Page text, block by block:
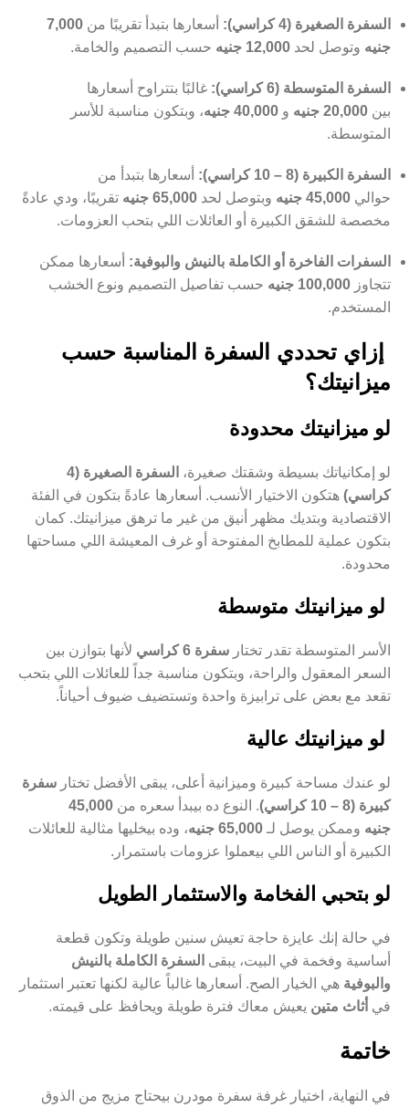
السفرة الصغيرة (4 كراسي): أسعارها بتبدأ تقريبًا من 7,000
جنيه وتوصل لحد 12,000 جنيه حسب التصميم والخامة.
السفرة المتوسطة (6 كراسي):
غالبًا بتتراوح أسعارها
بين 20,000 جنيه و 40,000 جنيه
، وبتكون مناسبة للأسر
المتوسطة.
السفرة الكبيرة (8 – 10 كراسي):
أسعارها بتبدأ من
حوالي 45,000 جنيه وبتوصل لحد 65,000 جنيه
تقريبًا، ودي عادةً
مخصصة للشقق الكبيرة أو العائلات اللي بتحب العزومات.
السفرات الفاخرة أو الكاملة بالنيش والبوفية: أسعارها ممكن
تتجاوز 100,000 جنيه
حسب تفاصيل التصميم ونوع الخشب
المستخدم.
إزاي تحددي السفرة المناسبة حسب
ميزانيتك؟
لو ميزانيتك محدودة
لو إمكانياتك بسيطة وشقتك صغيرة،
السفرة الصغيرة (4
كراسي) هتكون الاختيار الأنسب. أسعارها عادةً بتكون في الفئة
الاقتصادية وبتديك مظهر أنيق من غير ما ترهق ميزانيتك. كمان
بتكون عملية للمطابخ المفتوحة أو غرف المعيشة اللي مساحتها
محدودة.
لو ميزانيتك متوسطة
الأسر المتوسطة تقدر تختار سفرة 6 كراسي
لأنها بتوازن بين
السعر المعقول والراحة، وبتكون مناسبة جداً للعائلات اللي بتحب
تقعد مع بعض على ترابيزة واحدة وتستضيف ضيوف أحياناً.
لو ميزانيتك عالية
لو عندك مساحة كبيرة وميزانية أعلى، يبقى الأفضل تختار سفرة
كبيرة (8 – 10 كراسي)
. النوع ده بيبدأ سعره من 45,000
جنيه وممكن يوصل لـ 65,000 جنيه
، وده بيخليها مثالية للعائلات
الكبيرة أو الناس اللي بيعملوا عزومات باستمرار.
لو بتحبي الفخامة والاستثمار الطويل
في حالة إنك عايزة حاجة تعيش سنين طويلة وتكون قطعة
أساسية وفخمة في البيت، يبقى السفرة الكاملة بالنيش
والبوفية هي الخيار الصح. أسعارها غالباً عالية لكنها تعتبر استثمار
في أثاث متين يعيش معاك فترة طويلة ويحافظ على قيمته.
خاتمة
في النهاية، اختيار غرفة سفرة مودرن بيحتاج مزيج من الذوق